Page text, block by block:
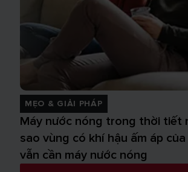
MẸO & GIẢI PHÁP
Máy nước nóng trong thời tiết
sao vùng có khí hậu ấm áp
vẫn cần máy nước nóng